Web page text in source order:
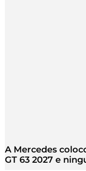
A Mercedes
GT 63 2027 e